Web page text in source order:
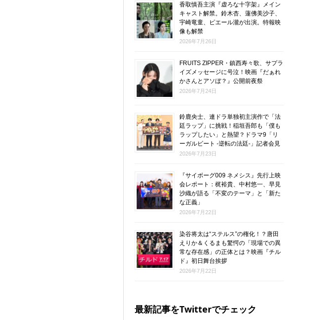
香取慎吾主演『虚ろな十字架』メイン
キャスト解禁。鈴木杏、蓮佛美沙子、
宇崎竜童、ピエール瀧が出演。特報映
像も解禁
2026年7月26日
FRUITS ZIPPER・鎮西寿々歌、サプラ
イズメッセージに号泣！映画『だぁれ
かさんとアソぼ？』公開前夜祭
2026年7月24日
鈴鹿央士、連ドラ単独初主演作で「法
廷ラップ」に挑戦！稲垣吾郎も「僕も
ラップしたい」と熱望？ドラマ9「リ
ーガルビート -逆転の法廷-」記者会見
2026年7月23日
『サイボーグ009 ネメシス』先行上映
会レポート：梶裕貴、中村悠一、早見
沙織が語る「不変のテーマ」と「新た
な正義」
2026年7月22日
染谷将太は“ステルス”の権化！？唐田
えりか＆くるまも驚愕の「現場での異
常な存在感」の正体とは？映画『チル
ド』初日舞台挨拶
2026年7月22日
最新記事をTwitterでチェック